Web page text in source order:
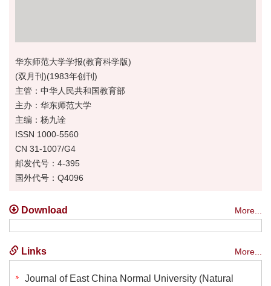
华东师范大学学报(教育科学版)
(双月刊)(1983年创刊)
主管：中华人民共和国教育部
主办：华东师范大学
主编：杨九诠
ISSN 1000-5560
CN 31-1007/G4
邮发代号：4-395
国外代号：Q4096
Download More...
Links More...
Journal of East China Normal University (Natural